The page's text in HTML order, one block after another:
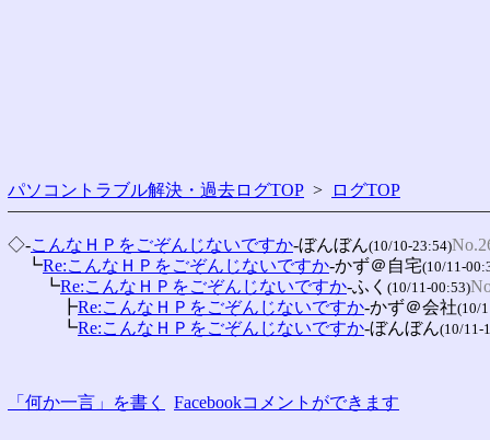
パソコントラブル解決・過去ログTOP > ログTOP
◇-こんなＨＰをごぞんじないですか-ぼんぼん(10/10-23:54)
┗Re:こんなＨＰをごぞんじないですか-かず＠自宅(10/11-
┗Re:こんなＨＰをごぞんじないですか-ふく (10/11-00:53)
┣Re:こんなＨＰをごぞんじないですか-かず＠会社(10/
┗Re:こんなＨＰをごぞんじないですか-ぼんぼん(10/11-
「何か一言」を書く Facebookコメントができます